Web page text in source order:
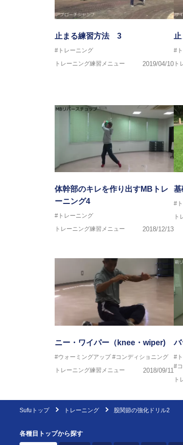
止まる練習方法 3
#トレーニング
トレーニング練習メニュー
2019/04/10
#
ト
体幹部のキレを作り出すMBトレ
ーニング4
#トレーニング
トレーニング練習メニュー
2018/12/13
#
ト
ニー・ワイパー（knee・wiper)
#ウォーミングアップ #コンディショニング
トレーニング練習メニュー
2018/09/11
#
#
ト
Sufuトップ トレーニング 股関節の強化ドリル2
各種目トップから探す